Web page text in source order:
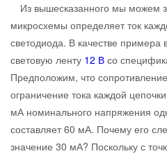
Из вышесказанного мы можем
микросхемы определяет ток
светодиода. В качестве примера
световую ленту 12 В со
Предположим, что
ограничение тока каждой
мА номинального напряжения
составляет 60 мА. Почему его
значение 30 мА? Поскольку с